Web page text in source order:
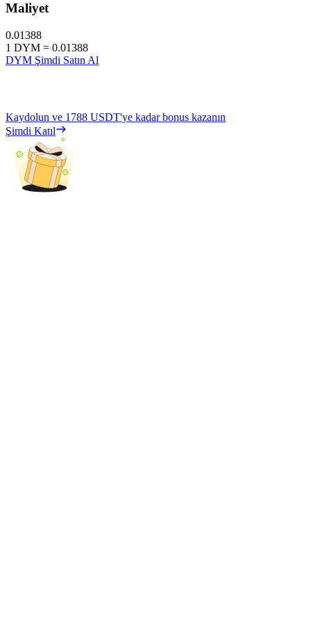
Maliyet
0.01388
1 DYM = 0.01388
DYM Şimdi Satın Al
Kaydolun ve 1788 USDT'ye kadar bonus kazanın
Şimdi Katıl